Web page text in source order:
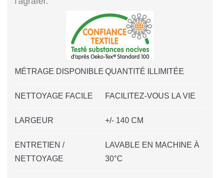
MÉTRAGE DISPONIBLE QUANTITÉ ILLIMITÉE
NETTOYAGE FACILE FACILITEZ-VOUS LA VIE
LARGEUR +/- 140 CM
ENTRETIEN /
NETTOYAGE
LAVABLE EN MACHINE À
30°C